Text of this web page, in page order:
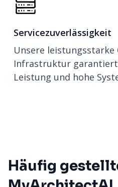
Servicezuverlässigkeit
Unsere leistungsstarke
Infrastruktur
Leistung und hohe
Häufig